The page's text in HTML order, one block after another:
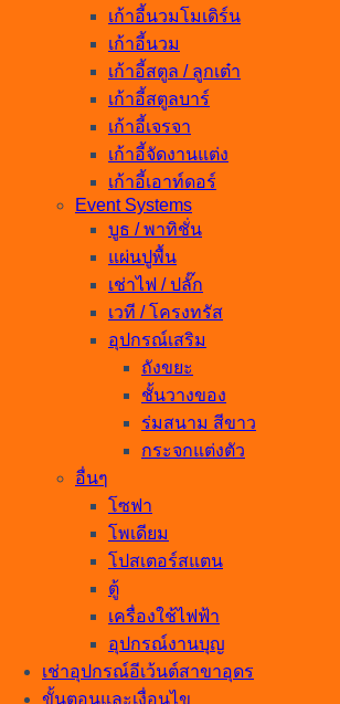
เก้าอี้นวมโมเดิร์น
เก้าอี้นวม
เก้าอี้สตูล / ลูกเต๋า
เก้าอี้สตูลบาร์
เก้าอี้เจรจา
เก้าอี้จัดงานแต่ง
เก้าอี้เอาท์ดอร์
Event Systems
บูธ / พาทิชั่น
แผ่นปูพื้น
เช่าไฟ / ปลั๊ก
เวที / โครงทรัส
อุปกรณ์เสริม
ถังขยะ
ชั้นวางของ
ร่มสนาม สีขาว
กระจกแต่งตัว
อื่นๆ
โซฟา
โพเดียม
โปสเตอร์สแตน
ตู้
เครื่องใช้ไฟฟ้า
อุปกรณ์งานบุญ
เช่าอุปกรณ์อีเว้นต์สาขาอุดร
ขั้นตอนและเงื่อนไข